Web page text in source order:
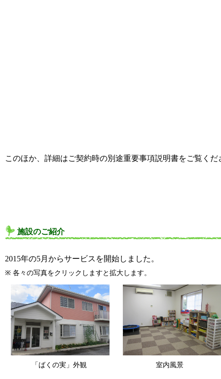
このほか、詳細はご契約時の別途重要事項説明書をご覧くだ
施設のご紹介
2015年の5月からサービスを開始しました。
※ 各々の写真をクリックしますと拡大します。
「ばくの実」外観
「ばくの実」外観 室内風景